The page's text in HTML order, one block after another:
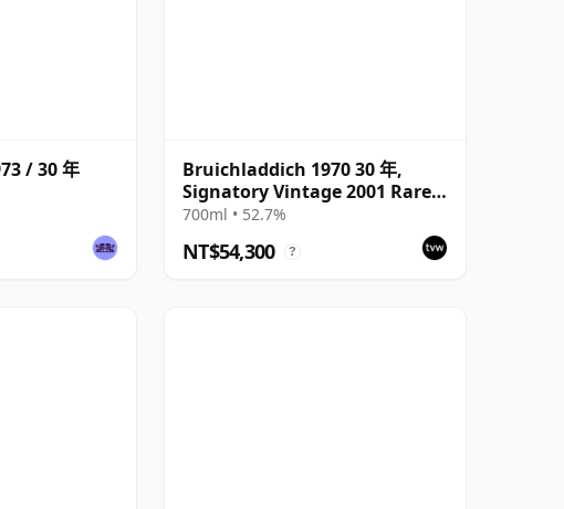
/ 30 年
Bruichladdich 1970 30 年,
Signatory Vintage 2001 Rare
Reserve
700ml • 52.7%
NT$54,300 ?